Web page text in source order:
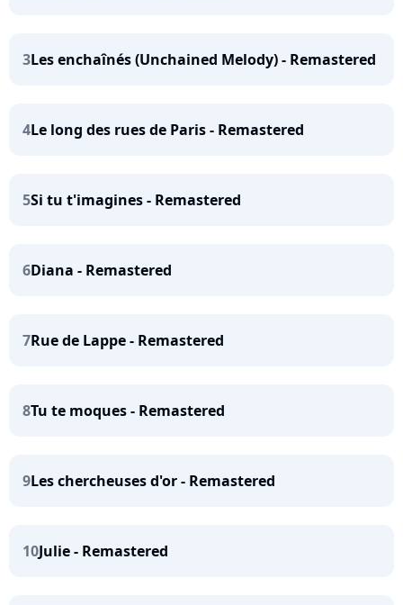
3Les enchaînés (Unchained Melody) - Remastered
4Le long des rues de Paris - Remastered
5Si tu t'imagines - Remastered
6Diana - Remastered
7Rue de Lappe - Remastered
8Tu te moques - Remastered
9Les chercheuses d'or - Remastered
10Julie - Remastered